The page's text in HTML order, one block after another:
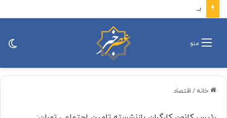
‏ببینید | ناتوانی آمریکا در پنهان کردن ضربات کوبنده ایران
منو
خانه / اقتصاد